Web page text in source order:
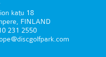
katu 18
FINLAND
231 2550